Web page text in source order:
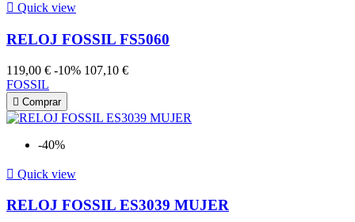
 Quick view
RELOJ FOSSIL FS5060
119,00 € -10% 107,10 €
FOSSIL
 Comprar
-40%
 Quick view
RELOJ FOSSIL ES3039 MUJER